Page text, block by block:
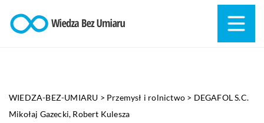
WIEDZA-BEZ-UMIARU > Przemysł i rolnictwo > DEGAFOL S.C.
Mikołaj Gazecki, Robert Kulesza